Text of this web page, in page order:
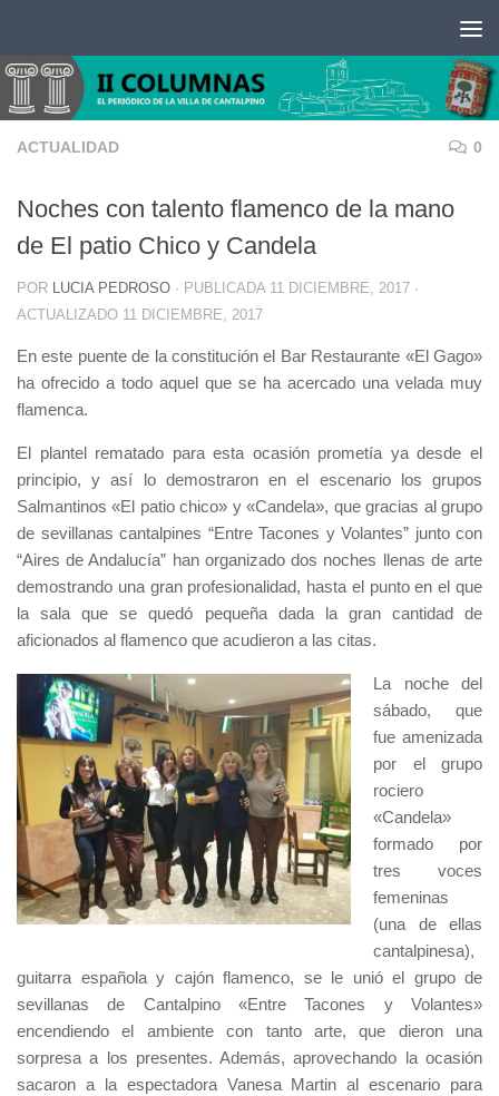
ACTUALIDAD 0
Noches con talento flamenco de la mano
de El patio Chico y Candela
POR LUCIA PEDROSO · PUBLICADA 11 DICIEMBRE, 2017 ·
ACTUALIZADO 11 DICIEMBRE, 2017
En este puente de la constitución el Bar Restaurante «El Gago»
ha ofrecido a todo aquel que se ha acercado una velada muy
flamenca.
El plantel rematado para esta ocasión prometía ya desde el
principio, y así lo demostraron en el escenario los grupos
Salmantinos «El patio chico» y «Candela», que gracias al grupo
de sevillanas cantalpines “Entre Tacones y Volantes” junto con
“Aires de Andalucía” han organizado dos noches llenas de arte
demostrando una gran profesionalidad, hasta el punto en el que
la sala que se quedó pequeña dada la gran cantidad de
aficionados al flamenco que acudieron a las citas.
La noche del
sábado, que
fue amenizada
por el grupo
rociero
«Candela»
formado por
tres voces
femeninas
(una de ellas
cantalpinesa),
guitarra española y cajón flamenco, se le unió el grupo de
sevillanas de Cantalpino «Entre Tacones y Volantes»
encendiendo el ambiente con tanto arte, que dieron una
sorpresa a los presentes. Además, aprovechando la ocasión
sacaron a la espectadora Vanesa Martin al escenario para